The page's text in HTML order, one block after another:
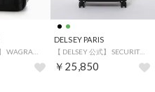
DELSEY PARIS
【 DELSEY 公式】 SECURITECH CITADEL スーツケース 69L 4～6泊 Mサイズ 拡張機能付 キャリーケース （BLACK）
￥25,850